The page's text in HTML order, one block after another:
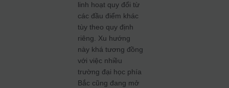
linh hoạt quy đổi từ
các đầu điểm khác
tùy theo quy định
riêng. Xu hướng
này khá tương đồng
với việc nhiều
trường đại học phía
Bắc cũng đang mở